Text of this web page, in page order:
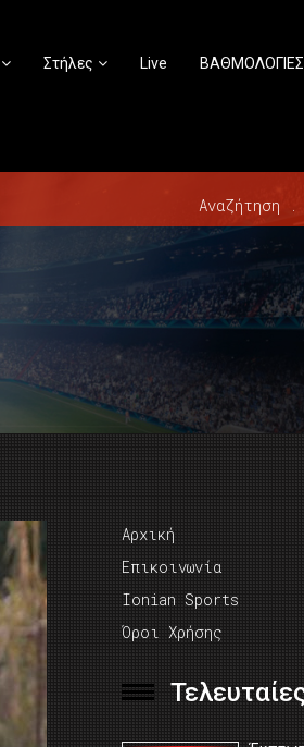
Στήλες Live ΒΑΘΜΟΛΟΓΙΕΣ
Αρχική
Επικοινωνία
Ionian Sports
Όροι Χρήσης